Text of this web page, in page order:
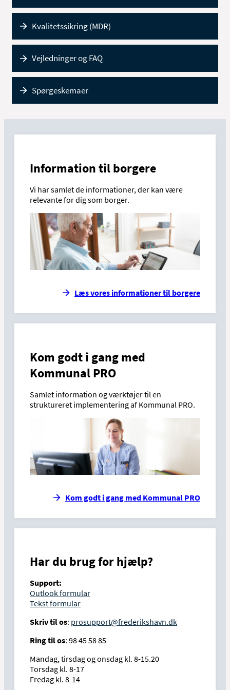
Kvalitetssikring (MDR)
Vejledninger og FAQ
Spørgeskemaer
Information til borgere
Vi har samlet de informationer, der kan være
relevante for dig som borger.
Læs vores informationer til borgere
Kom godt i gang med
Kommunal PRO
Samlet information og værktøjer til en
struktureret implementering af Kommunal PRO.
Kom godt i gang med Kommunal PRO
Har du brug for hjælp?
Support:
Outlook formular
Tekst formular
Skriv til os: prosupport@frederikshavn.dk
Ring til os: 98 45 58 85
Mandag, tirsdag og onsdag kl. 8-15.20
Torsdag kl. 8-17
Fredag kl. 8-14